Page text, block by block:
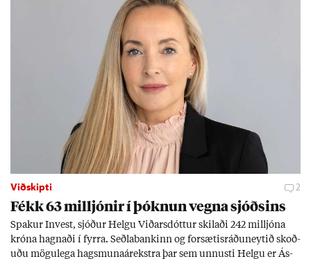
Viðskipti 2
Fékk 63 millj­ón­ir í þókn­un vegna sjóðs­ins
Spak­ur In­vest, sjóð­ur Helgu Við­ars­dótt­ur skil­aði 242 millj­óna
króna hagn­aði í fyrra. Seðla­bank­inn og for­sæt­is­ráðu­neyt­ið skoð­
uðu mögu­lega hags­muna­árekstra þar sem unnusti Helgu er Ás­